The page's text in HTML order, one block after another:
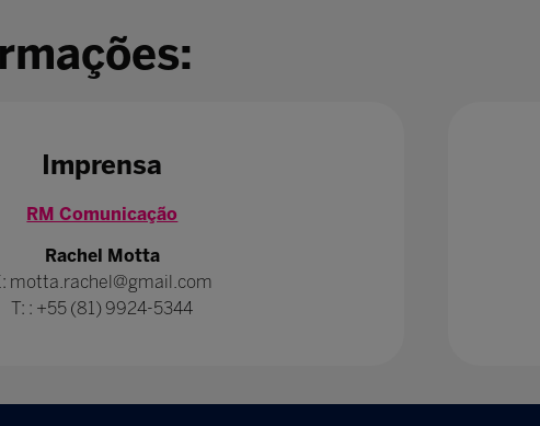
Imprensa
RM Comunicação
Rachel Motta
motta.rachel@gmail.com
T: : +55 (81) 9924-5344